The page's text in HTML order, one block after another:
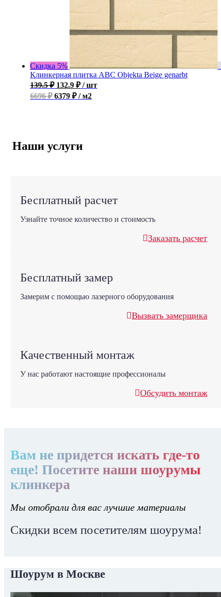
Скидка 5%
Клинкерная плитка ABC Objekta Beige genarbt
139.5₽ 132.9 ₽ / шт
6696 ₽6379 ₽ / м2
Наши услуги
Бесплатный расчет
Узнайте точное количество и стоимость
Заказать расчет
Бесплатный замер
Замерим с помощью лазерного оборудования
Вызвать замерщика
Качественный монтаж
У нас работают настоящие профессионалы
Обсудить монтаж
Вам не придется искать где-то
еще! Посетите наши шоурумы
клинкера
Мы отобрали для вас лучшие материалы
Скидки всем посетителям шоурума!
Шоурум в Москве